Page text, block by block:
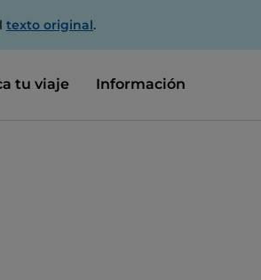
texto original.
tu viaje Información